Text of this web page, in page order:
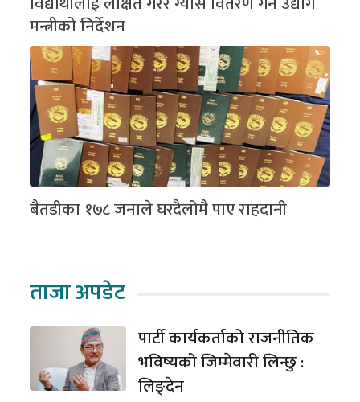
मन्त्रीको निर्देशन
बैतडीका १७८ जनाले घरदैलोमै पाए राहदानी
ताजा अपडेट
पार्टी कार्यकर्ताको राजनीतिक
भविष्यको जिम्मेवारी लिन्छु :
लिङ्देन